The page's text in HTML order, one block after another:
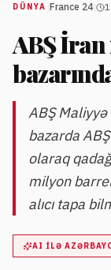
DÜNYA France 24|
ABŞ
ABŞ Maliyyə
bazarda
olaraq
milyon
alıcı tapa
AI ILƏ